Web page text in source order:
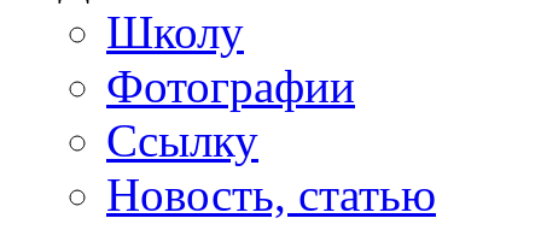
Школу
Фотографии
Ссылку
Новость, статью